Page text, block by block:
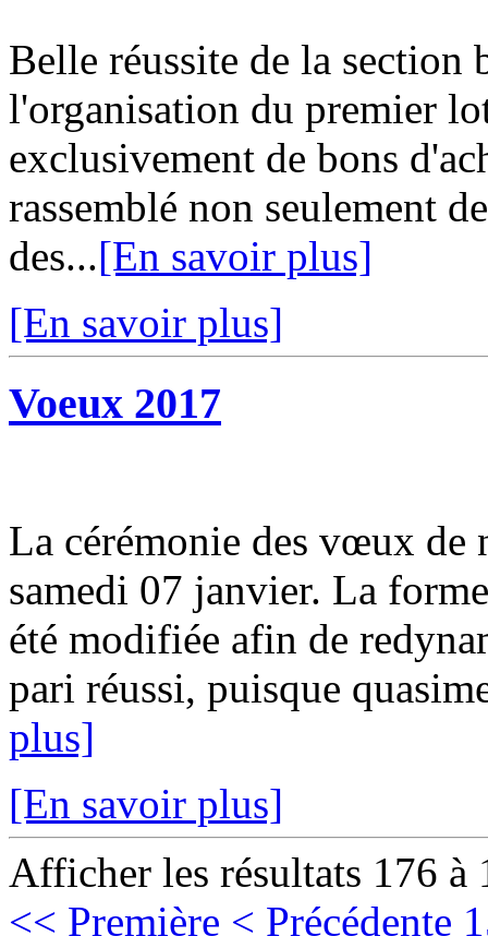
Belle réussite de la section
l'organisation du premier
exclusivement de bons
rassemblé non seulement
des...[En savoir plus]
[En savoir plus]
Voeux 2017
La cérémonie des vœux de
samedi 07 janvier. La
été modifiée afin de
pari réussi, puisque
plus]
[En savoir plus]
Afficher les résultats 176 à
<< Première < Précédente